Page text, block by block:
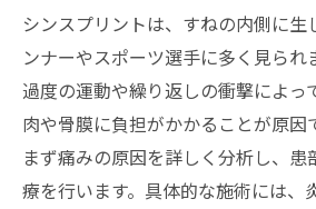
シンスプリントは、すねの内側に生
ンナーやスポーツ選手に多く見られ
過度の運動や繰り返しの衝撃によっ
肉や骨膜に負担がかかることが原因
まず痛みの原因を詳しく分析し、
療を行います。具体的な施術には、